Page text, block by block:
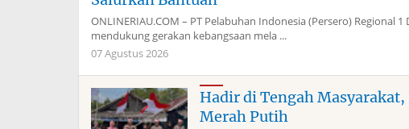
ONLINERIAU.COM – PT Pelabuhan Indonesia (Persero)
mendukung gerakan kebangsaan mela ...
07 Agustus 2026
Hadir di Tengah
Merah Putih